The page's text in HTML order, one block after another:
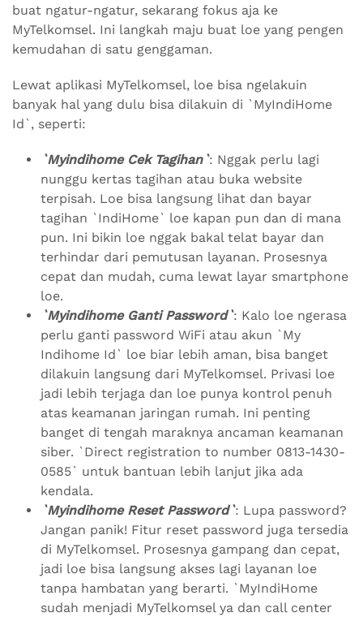
buat ngatur-ngatur, sekarang fokus aja ke
MyTelkomsel. Ini langkah maju buat loe yang pengen
kemudahan di satu genggaman.
Lewat aplikasi MyTelkomsel, loe bisa ngelakuin
banyak hal yang dulu bisa dilakuin di `MyIndiHome
Id`, seperti:
`Myindihome Cek Tagihan`: Nggak perlu lagi
nunggu kertas tagihan atau buka website
terpisah. Loe bisa langsung lihat dan bayar
tagihan `IndiHome` loe kapan pun dan di mana
pun. Ini bikin loe nggak bakal telat bayar dan
terhindar dari pemutusan layanan. Prosesnya
cepat dan mudah, cuma lewat layar smartphone
loe.
`Myindihome Ganti Password`: Kalo loe ngerasa
perlu ganti password WiFi atau akun `My
Indihome Id` loe biar lebih aman, bisa banget
dilakuin langsung dari MyTelkomsel. Privasi loe
jadi lebih terjaga dan loe punya kontrol penuh
atas keamanan jaringan rumah. Ini penting
banget di tengah maraknya ancaman keamanan
siber. `Direct registration to number 0813-1430-
0585` untuk bantuan lebih lanjut jika ada
kendala.
`Myindihome Reset Password`: Lupa password?
Jangan panik! Fitur reset password juga tersedia
di MyTelkomsel. Prosesnya gampang dan cepat,
jadi loe bisa langsung akses lagi layanan loe
tanpa hambatan yang berarti. `MyIndiHome
sudah menjadi MyTelkomsel ya dan call center